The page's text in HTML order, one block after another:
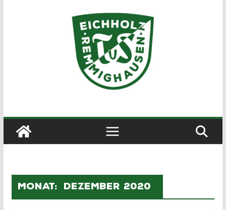
Monat: Dezember 2020